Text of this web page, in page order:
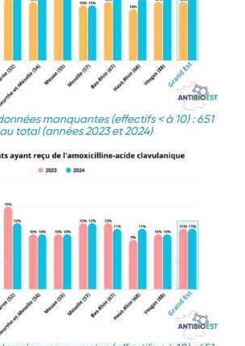
manquantes (effectifs < à 10) : 651
au total (années 2023 et 2024)